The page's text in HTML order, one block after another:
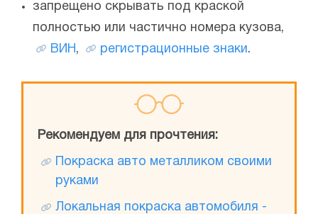
запрещено скрывать под краской
полностью или частично номера кузова,
ВИН, регистрационные знаки.
Рекомендуем для прочтения:
Покраска авто металликом своими
руками
Локальная покраска автомобиля -